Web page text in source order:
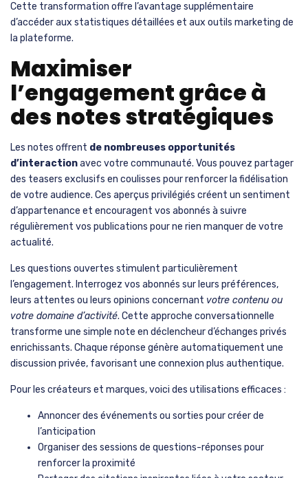
Cette transformation offre l’avantage supplémentaire
d’accéder aux statistiques détaillées et aux outils marketing de
la plateforme.
Maximiser
l’engagement grâce à
des notes stratégiques
Les notes offrent de nombreuses opportunités
d’interactionavec votre communauté. Vous pouvez partager
des teasers exclusifs en coulisses pour renforcer la fidélisation
de votre audience. Ces aperçus privilégiés créent un sentiment
d’appartenance et encouragent vos abonnés à suivre
régulièrement vos publications pour ne rien manquer de votre
actualité.
Les questions ouvertes stimulent particulièrement
l’engagement. Interrogez vos abonnés sur leurs préférences,
leurs attentes ou leurs opinions concernant votre contenu ou
votre domaine d’activité. Cette approche conversationnelle
transforme une simple note en déclencheur d’échanges privés
enrichissants. Chaque réponse génère automatiquement une
discussion privée, favorisant une connexion plus authentique.
Pour les créateurs et marques, voici des utilisations efficaces :
Annoncer des événements ou sorties pour créer de
l’anticipation
Organiser des sessions de questions-réponses pour
renforcer la proximité